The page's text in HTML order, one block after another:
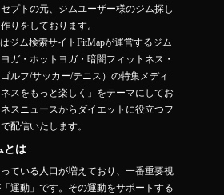
プトの元、ジムユーザー様のジム探し
りをしております。
ジム検索サイトFitMapが運営するジム
ガ・ホットヨガ・暗闇フィットネス・
ルフ/サッカー/テニス）の特集メディ
スをもっと楽しく」をテーマにしてお
スニュースからダイエットに役立つフ
配信いたします。
とは
ている人口が増えており、一番重要視
運動」です。その運動をサポートする